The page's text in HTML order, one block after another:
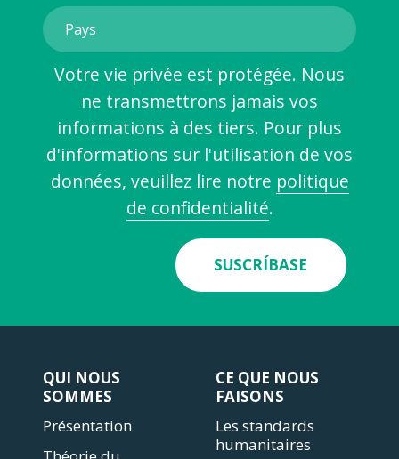
Votre vie privée est protégée. Nous
ne transmettrons jamais vos
informations à des tiers. Pour plus
d'informations sur l'utilisation de vos
données, veuillez lire notre politique
de confidentialité.
SUSCRÍBASE
QUI NOUS
SOMMES
Présentation
CE QUE NOUS
FAISONS
Les standards
humanitaires